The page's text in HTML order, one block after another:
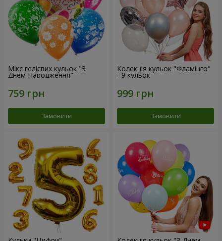
Мікс гелієвих кульок "З
Днем Народження"
Замовити
Колекція кульок "Фламінго"
- 9 кульок
Замовити